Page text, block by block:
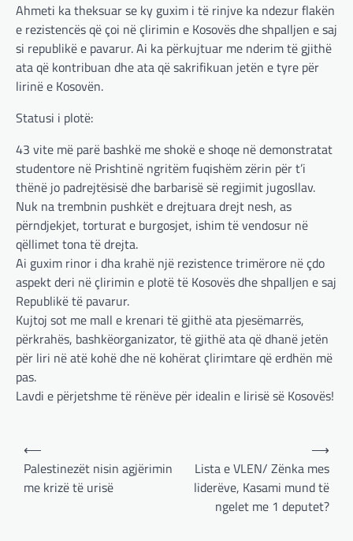
Ahmeti ka theksuar se ky guxim i të rinjve ka ndezur flakën
e rezistencës që çoi në çlirimin e Kosovës dhe shpalljen e saj
si republikë e pavarur. Ai ka përkujtuar me nderim të gjithë
ata që kontribuan dhe ata që sakrifikuan jetën e tyre për
lirinë e Kosovën.
Statusi i plotë:
43 vite më parë bashkë me shokë e shoqe në demonstratat
studentore në Prishtinë ngritëm fuqishëm zërin për t’i
thënë jo padrejtësisë dhe barbarisë së regjimit jugosllav.
Nuk na trembnin pushkët e drejtuara drejt nesh, as
përndjekjet, torturat e burgosjet, ishim të vendosur në
qëllimet tona të drejta.
Ai guxim rinor i dha krahë një rezistence trimërore në çdo
aspekt deri në çlirimin e plotë të Kosovës dhe shpalljen e saj
Republikë të pavarur.
Kujtoj sot me mall e krenari të gjithë ata pjesëmarrës,
përkrahës, bashkëorganizator, të gjithë ata që dhanë jetën
për liri në atë kohë dhe në kohërat çlirimtare që erdhën më
pas.
Lavdi e përjetshme të rënëve për idealin e lirisë së Kosovës!
Post
navigation
⟵
Palestinezët nisin agjërimin
me krizë të urisë
Lista e VLEN/ Zënka mes
liderëve, Kasami mund të
ngelet me 1 deputet?
⟶